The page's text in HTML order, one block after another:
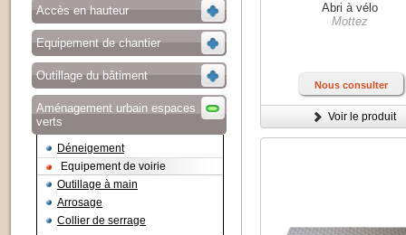
Accès en hauteur
Equipement de chantier
Outillage du bâtiment
Aménagement urbain espaces
verts
Déneigement
Equipement de voirie
Outillage à main
Arrosage
Collier de serrage
Abri à vélo
Mottez
Nous consulter
Voir le produit